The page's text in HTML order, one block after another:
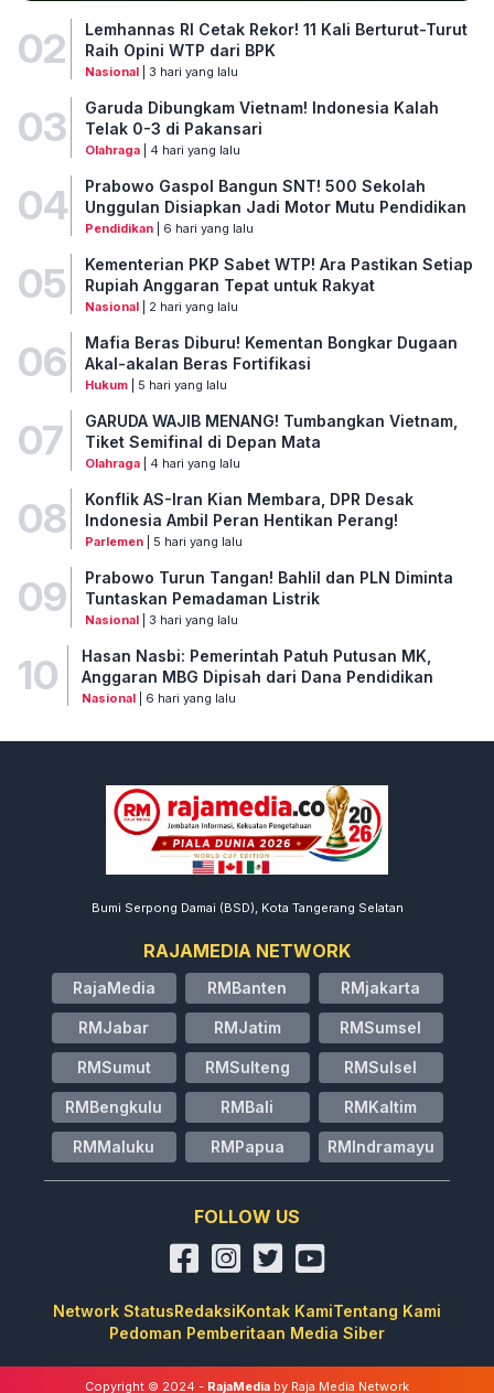
02
Lemhannas RI Cetak Rekor! 11 Kali Berturut-Turut
Raih Opini WTP dari BPK
Nasional| 3 hari yang lalu
03
Garuda Dibungkam Vietnam! Indonesia Kalah
Telak 0-3 di Pakansari
Olahraga| 4 hari yang lalu
04
Prabowo Gaspol Bangun SNT! 500 Sekolah
Unggulan Disiapkan Jadi Motor Mutu Pendidikan
Pendidikan| 6 hari yang lalu
05
Kementerian PKP Sabet WTP! Ara Pastikan Setiap
Rupiah Anggaran Tepat untuk Rakyat
Nasional| 2 hari yang lalu
06
Mafia Beras Diburu! Kementan Bongkar Dugaan
Akal-akalan Beras Fortifikasi
Hukum| 5 hari yang lalu
07
GARUDA WAJIB MENANG! Tumbangkan Vietnam,
Tiket Semifinal di Depan Mata
Olahraga| 4 hari yang lalu
08
Konflik AS-Iran Kian Membara, DPR Desak
Indonesia Ambil Peran Hentikan Perang!
Parlemen| 5 hari yang lalu
09
Prabowo Turun Tangan! Bahlil dan PLN Diminta
Tuntaskan Pemadaman Listrik
Nasional| 3 hari yang lalu
10
Hasan Nasbi: Pemerintah Patuh Putusan MK,
Anggaran MBG Dipisah dari Dana Pendidikan
Nasional| 6 hari yang lalu
Bumi Serpong Damai (BSD), Kota Tangerang Selatan
RAJAMEDIA NETWORK
RajaMedia RMBanten RMjakarta
RMJabar RMJatim RMSumsel
RMSumut RMSulteng RMSulsel
RMBengkulu RMBali RMKaltim
RMMaluku RMPapua RMIndramayu
FOLLOW US
Network StatusRedaksiKontak KamiTentang Kami
Pedoman Pemberitaan Media Siber
Copyright © 2024 - RajaMedia by Raja Media Network